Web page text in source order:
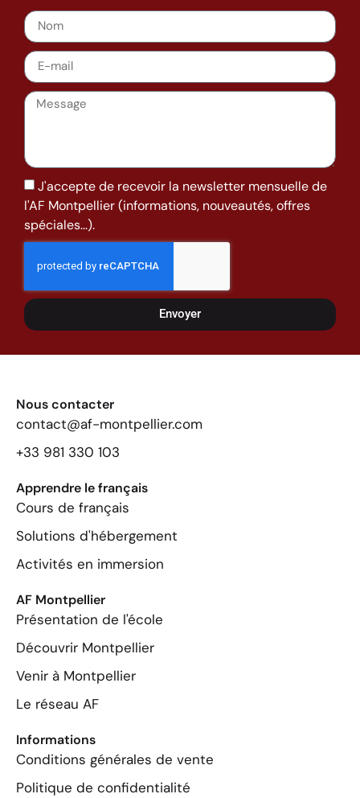
J'accepte de recevoir la newsletter mensuelle de
l'AF Montpellier (informations, nouveautés, offres
spéciales...).
Envoyer
Nous contacter
contact@af-montpellier.com
+33 981 330 103
Apprendre le français
Cours de français
Solutions d'hébergement
Activités en immersion
AF Montpellier
Présentation de l'école
Découvrir Montpellier
Venir à Montpellier
Le réseau AF
Informations
Conditions générales de vente
Politique de confidentialité